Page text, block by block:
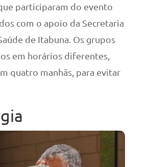
participaram do evento
com o apoio da Secretaria
de Itabuna. Os grupos
em horários diferentes,
quatro manhãs, para evitar